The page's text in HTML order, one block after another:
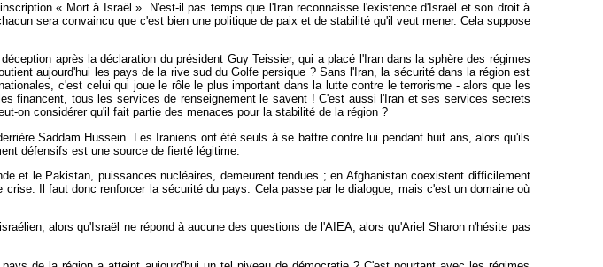
« Mort à Israël ». N'est-il pas temps que l'Iran reconnaisse l'existence d'Israël et son droit à
sera convaincu que c'est bien une politique de paix et de stabilité qu'il veut mener. Cela suppose
après la déclaration du président Guy Teissier, qui a placé l'Iran dans la sphère des régimes
aujourd'hui les pays de la rive sud du Golfe persique ? Sans l'Iran, la sécurité dans la région est
c'est celui qui joue le rôle le plus important dans la lutte contre le terrorisme - alors que les
financent, tous les services de renseignement le savent ! C'est aussi l'Iran et ses services secrets
on considérer qu'il fait partie des menaces pour la stabilité de la région ?
Saddam Hussein. Les Iraniens ont été seuls à se battre contre lui pendant huit ans, alors qu'ils
défensifs est une source de fierté légitime.
et le Pakistan, puissances nucléaires, demeurent tendues ; en Afghanistan coexistent difficilement
Il faut donc renforcer la sécurité du pays. Cela passe par le dialogue, mais c'est un domaine où
alors qu'Israël ne répond à aucune des questions de l'AIEA, alors qu'Ariel Sharon n'hésite pas